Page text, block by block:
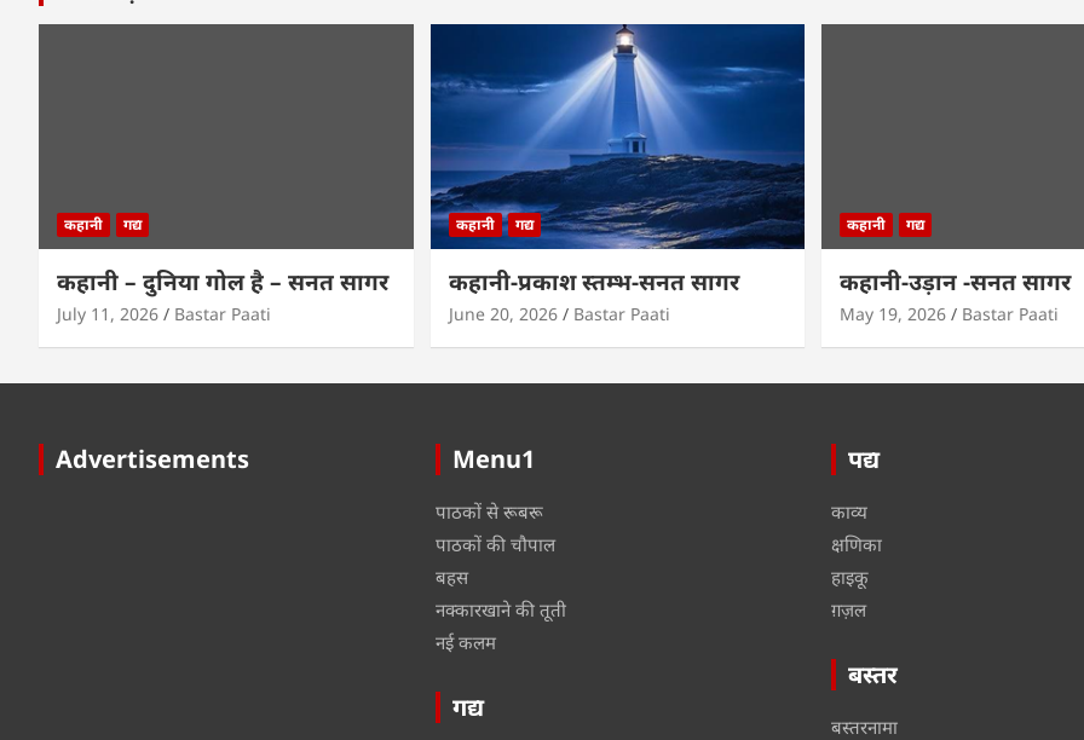
कहानी गद्य
कहानी – दुनिया गोल है – सनत सागर
July 11, 2026 Bastar Paati
कहानी गद्य
कहानी-प्रकाश स्तम्भ-सनत सागर
June 20, 2026 Bastar Paati
कहानी गद्य
कहानी-उड़ान -सनत सागर
May 19, 2026 Bastar Paati
Advertisements Menu1
पाठकों से रूबरू
पाठकों की चौपाल
बहस
नक्कारखाने की तूती
नई कलम
गद्य
पद्य
काव्य
क्षणिका
हाइकू
ग़ज़ल
बस्तर
बस्तरनामा